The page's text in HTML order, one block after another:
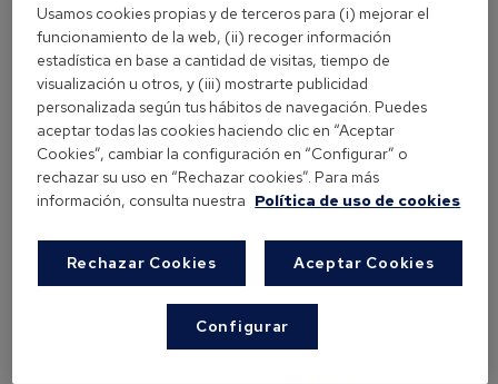
los excrementos de animales(gatos, perros,
hámsteres, conejos o pájaros, entre otros)que pueden
desencadenar alergia en personas sensibles a
estos alérgenos.
Este tipo de alergia impide que muchas personas tengan
mascotas, pero ni siquiera es necesario tener contacto
continuo con animales para desarrollar síntomas.
Síntomas de la alergia a los
animales
En algunas personas, los síntomas de una alergia a los
animales son leves y aparecenvarios días después del
Usamos cookies propias y de terceros para (i) mejorar el
funcionamiento de la web, (ii) recoger información
estadística en base a cantidad de visitas, tiempo de
visualización u otros, y (iii) mostrarte publicidad
personalizada según tus hábitos de navegación. Puedes
aceptar todas las cookies haciendo clic en “Aceptar
Cookies”, cambiar la configuración en “Configurar” o
rechazar su uso en “Rechazar cookies”. Para más
información, consulta nuestra Política de uso de cookies
Rechazar Cookies Aceptar Cookies
Configurar